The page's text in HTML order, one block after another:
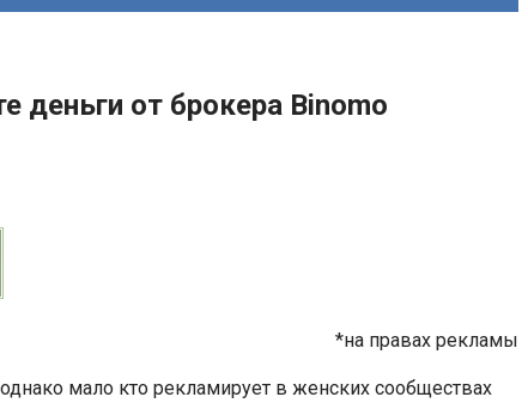
деньги от брокера Binomo
*на правах рекламы
мало кто рекламирует в женских сообществах